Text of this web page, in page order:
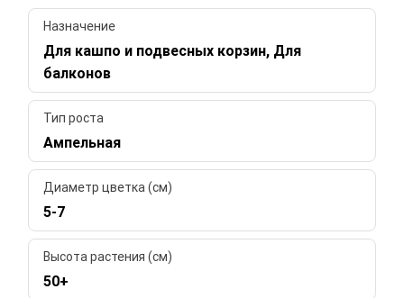
Назначение
Для кашпо и подвесных корзин, Для
балконов
Тип роста
Ампельная
Диаметр цветка (см)
5-7
Высота растения (см)
50+